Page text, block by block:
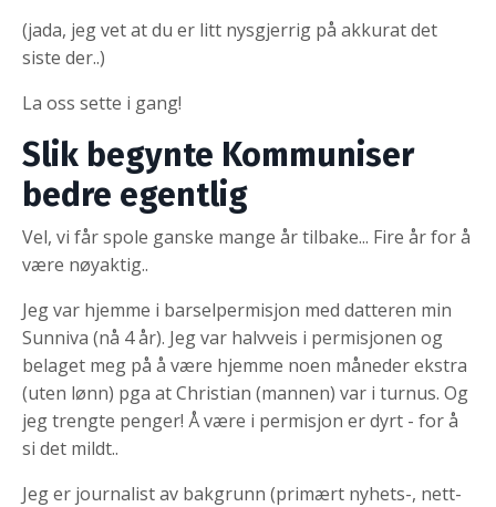
(jada, jeg vet at du er litt nysgjerrig på akkurat det
siste der..)
La oss sette i gang!
Slik begynte Kommuniser
bedre egentlig
Vel, vi får spole ganske mange år tilbake... Fire år for å
være nøyaktig..
Jeg var hjemme i barselpermisjon med datteren min
Sunniva (nå 4 år). Jeg var halvveis i permisjonen og
belaget meg på å være hjemme noen måneder ekstra
(uten lønn) pga at Christian (mannen) var i turnus. Og
jeg trengte penger! Å være i permisjon er dyrt - for å
si det mildt..
Jeg er journalist av bakgrunn (primært nyhets-, nett-